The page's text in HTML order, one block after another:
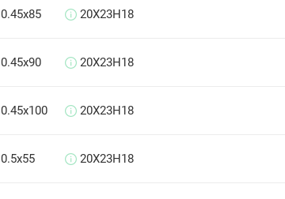
0.45х85 20Х23Н18
0.45х90 20Х23Н18
0.45х100 20Х23Н18
0.5х55 20Х23Н18